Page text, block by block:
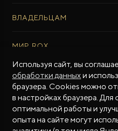
Авто в наличии
Тест-драйв
Специальные предложения
ФИНАНСЫ И УСЛУГИ
Финансовые программы
Рассчитать кредит
Трейд-ин
ВЛАДЕЛЬЦАМ
Регламент ТО
Программное обеспечение
ПОДДЕРЖКА
Гарантия производителя
Контракт гарантийной
МИР ROX
О БРЕНДЕ
Бренд ROX
Дизайн Pininfarina
СМИ о нас
МЫ В СОЦСЕТЯХ
Используя сайт, вы
обработки данныхи
браузера. Cookies можно
в настройках браузера. Для
оптимальной работы и
опыта на сайте могут